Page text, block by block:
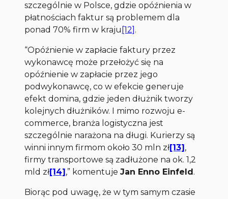
szczególnie w Polsce, gdzie opóźnienia w
płatnościach faktur są problemem dla
ponad 70% firm w kraju [12] .
“Opóźnienie w zapłacie faktury przez
wykonawcę może przełożyć się na
opóźnienie w zapłacie przez jego
podwykonawcę, co w efekcie generuje
efekt domina, gdzie jeden dłużnik tworzy
kolejnych dłużników. I mimo rozwoju e-
commerce, branża logistyczna jest
szczególnie narażona na długi. Kurierzy są
winni innym firmom około 30 mln zł[13] ,
firmy transportowe są zadłużone na ok. 1,2
mld zł[14] ,” komentujeJan Enno Einfeld .
Biorąc pod uwagę, że w tym samym czasie